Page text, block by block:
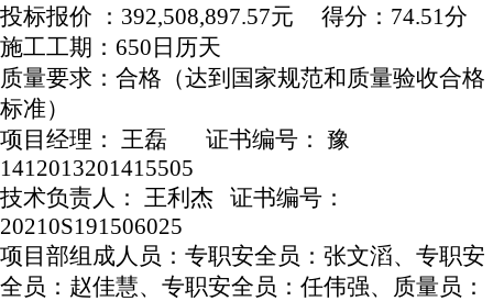
投标报价
： 392,508,897.57元 得分：74.51分
施工工期： 650日历天
质量要求：合格（达到国家规范和质量验收合格
标准）
项目经理： 王磊
证书编号： 豫
1412013201415505
技术负责人： 王利杰
证书编号：
20210S191506025
项目部组成人员：专职安全员：张文滔、专职安
全员：赵佳慧、专职安全员：任伟强、质量员：